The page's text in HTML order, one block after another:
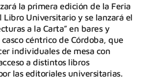
la primera edición de la Feria
Libro Universitario y se lanzará el
a la Carta” en bares y
céntrico de Córdoba, que
individuales de mesa con
a distintos libros
las editoriales universitarias.